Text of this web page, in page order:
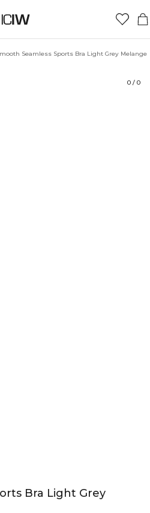
Seamless Sports Bra Light Grey Melange
0 / 0
Bra Light Grey